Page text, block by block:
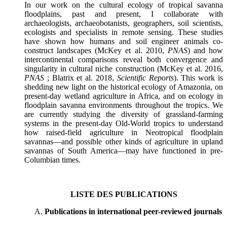
In our work on the cultural ecology of tropical savanna
floodplains, past and present, I collaborate with
archaeologists, archaeobotanists, geographers, soil scientists,
ecologists and specialists in remote sensing. These studies
have shown how humans and soil engineer animals co-
construct landscapes (McKey et al. 2010, PNAS) and how
intercontinental comparisons reveal both convergence and
singularity in cultural niche construction (McKey et al. 2016,
PNAS ; Blatrix et al. 2018, Scientific Reports). This work is
shedding new light on the historical ecology of Amazonia, on
present-day wetland agriculture in Africa, and on ecology in
floodplain savanna environments throughout the tropics. We
are currently studying the diversity of grassland-farming
systems in the present-day Old-World tropics to understand
how raised-field agriculture in Neotropical floodplain
savannas—and possible other kinds of agriculture in upland
savannas of South America—may have functioned in pre-
Columbian times.
LISTE DES PUBLICATIONS
Publications in international peer-reviewed journals